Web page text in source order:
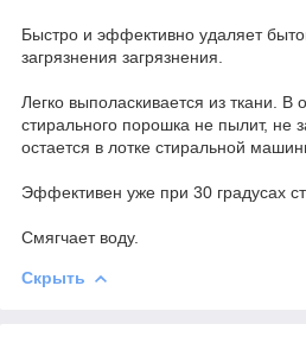
Быстро и эффективно удаляет
загрязнения загрязнения.
Легко выполаскивается из ткани. В
стирального порошка не пылит, не
остается в лотке стиральной
Эффективен уже при 30 градусах
Смягчает воду.
Скрыть